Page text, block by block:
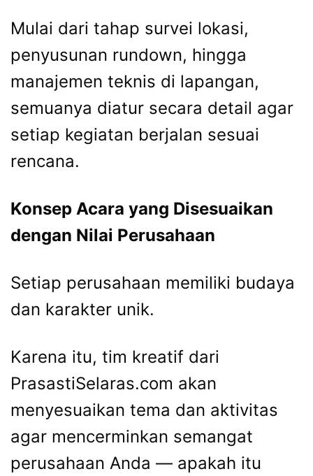
Mulai dari tahap survei lokasi,
penyusunan rundown, hingga
manajemen teknis di lapangan,
semuanya diatur secara detail agar
setiap kegiatan berjalan sesuai
rencana.
Konsep Acara yang Disesuaikan
dengan Nilai Perusahaan
Setiap perusahaan memiliki budaya
dan karakter unik.
Karena itu, tim kreatif dari
PrasastiSelaras.com akan
menyesuaikan tema dan aktivitas
agar mencerminkan semangat
perusahaan Anda — apakah itu